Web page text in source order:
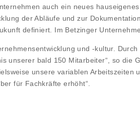
auch ein neues
der Abläufe und zur
definiert. Im Betzinger
und -kultur.
bald 150 Mitarbeiter“, so die
unsere variablen Arbeitszeiten
für Fachkräfte erhöht“.